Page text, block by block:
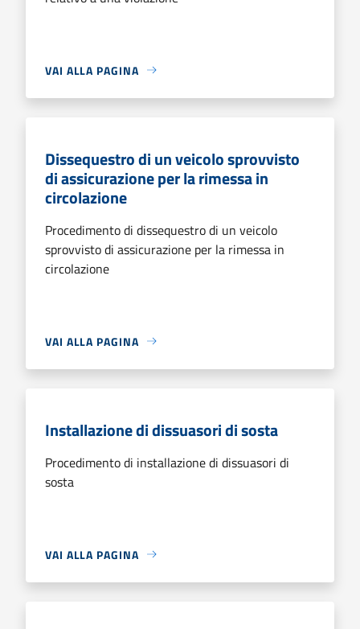
VAI ALLA PAGINA
Dissequestro di un veicolo sprovvisto
di assicurazione per la rimessa in
circolazione
Procedimento di dissequestro di un veicolo
sprovvisto di assicurazione per la rimessa in
circolazione
VAI ALLA PAGINA
Installazione di dissuasori di sosta
Procedimento di installazione di dissuasori di
sosta
VAI ALLA PAGINA